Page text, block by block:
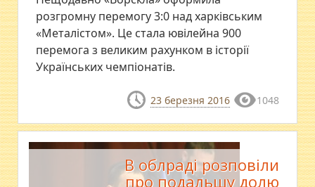
розгромну перемогу 3:0 над харківським
«Металістом». Це стала ювілейна 900
перемога з великим рахунком в історії
Українських чемпіонатів.
23 березня 2016 1048
В облраді розповіли
про подальшу долю